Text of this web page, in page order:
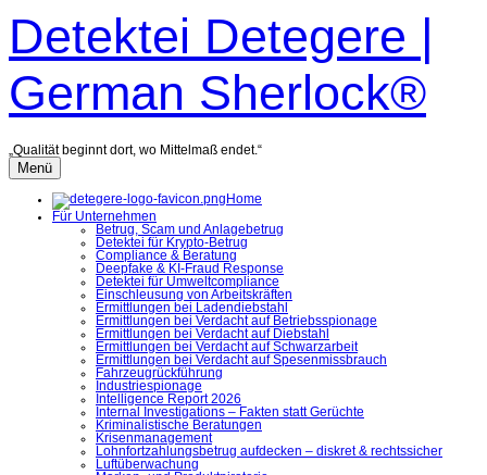
Inhalt
überspringen
Detektei Detegere |
German Sherlock®
„Qualität beginnt dort, wo Mittelmaß endet.“
Menü
Home
Für Unternehmen
Betrug, Scam und Anlagebetrug
Detektei für Krypto-Betrug
Compliance & Beratung
Deepfake & KI-Fraud Response
Detektei für Umweltcompliance
Einschleusung von Arbeitskräften
Ermittlungen bei Ladendiebstahl
Ermittlungen bei Verdacht auf Betriebsspionage
Ermittlungen bei Verdacht auf Diebstahl
Ermittlungen bei Verdacht auf Schwarzarbeit
Ermittlungen bei Verdacht auf Spesenmissbrauch
Fahrzeugrückführung
Industriespionage
Intelligence Report 2026
Internal Investigations – Fakten statt Gerüchte
Kriminalistische Beratungen
Krisenmanagement
Lohnfortzahlungsbetrug aufdecken – diskret & rechtssicher
Luftüberwachung